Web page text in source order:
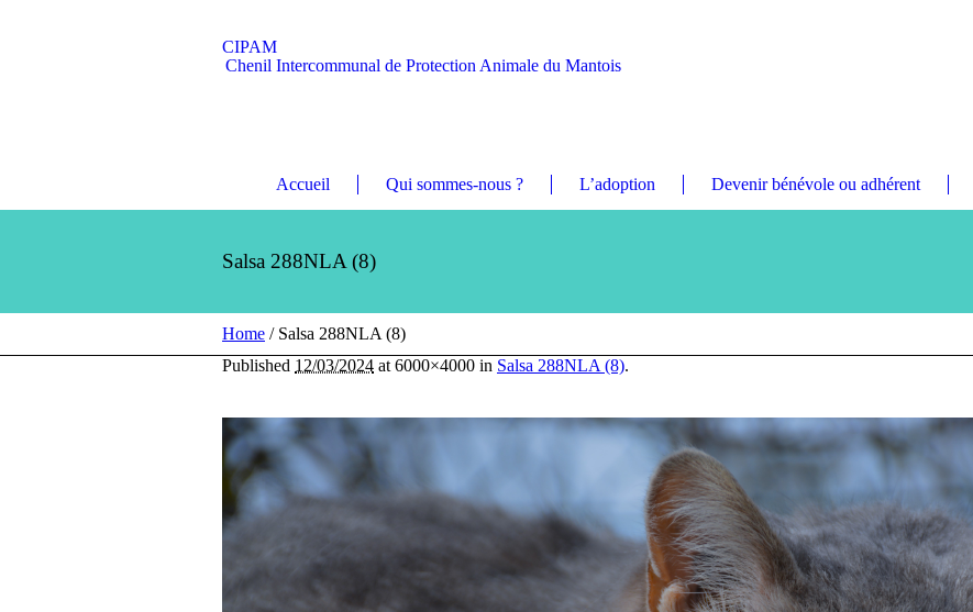
CIPAM
Chenil Intercommunal de Protection Animale du Mantois
Accueil Qui sommes-nous ? L’adoption Devenir bénévole ou adhérent
Salsa 288NLA (8)
Home / Salsa 288NLA (8)
Published 12/03/2024 at 6000×4000 in Salsa 288NLA (8).